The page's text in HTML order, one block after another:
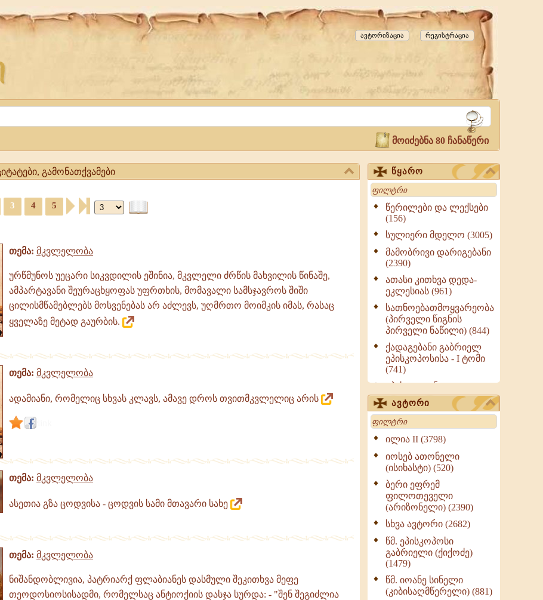
რეგისტრაცია
ავტორიზაცია
მოიძებნა 80 ჩანაწერი
გამონათქვამები
3 4 5
თემა: მკვლელობა
ურწმუნოს უეცარი სიკვდილის ეშინია, მკვლელი ძრწის მახვილის წინაშე,
ამპარტავანი შეურაცხყოფას უფრთხის, მომავალი სამსჯავროს შიში
ცილისმწამებლებს მოსვენებას არ აძლევს, უღმრთო მოიმკის იმას, რასაც
ყველაზე მეტად გაურბის.
თემა: მკვლელობა
ადამიანი, რომელიც სხვას კლავს, ამავე დროს თვითმკვლელიც არის
თემა: მკვლელობა
ასეთია გზა ცოდვისა - ცოდვის სამი მთავარი სახე
თემა: მკვლელობა
ნიშანდობლივია, პატრიარქ ფლაბიანეს დასმული შეკითხვა მეფე
თეოდოსიოსისადმი, რომელსაც ანტიოქიის დასჯა სურდა: - "შენ შეგიძლია
წყარო
Search
წერილები და ლექსები
(156)
სულიერი მდელო (3005)
მამობრივი დარიგებანი
(2390)
ათასი კითხვა დედა-
ეკლესიას (961)
სათნოებათმოყვარეობა
(პირველი წიგნის
პირველი ნაწილი) (844)
ქადაგებანი გაბრიელ
ეპისკოპოსისა - I ტომი
(741)
ეპისტოლენი,
ქადაგებანი, სიტყვანი
(ნაწილი III) (723)
მოძღვრის ძალზე
სასარგებლო რჩევები
მრევლისათვის (545)
Wisdomge (514)
ქადაგებანი გაბრიელ
ეპისკოპოსისა - II ტომი
(370)
სულიერი ცხოვრების
სახელმძღვანელო -
ნაწილი II (369)
ღმერთი და ადამიანები
(287)
ბერის დიადემა (278)
ავტორი
Search
ილია II (3798)
იოსებ ათონელი
(ისიხასტი) (520)
ბერი ეფრემ
ფილოთეველი
(არიზონელი) (2390)
სხვა ავტორი (2682)
წმ. ეპისკოპოსი
გაბრიელი (ქიქოძე)
(1479)
წმ. იოანე სინელი
(კიბისაღმწერელი) (881)